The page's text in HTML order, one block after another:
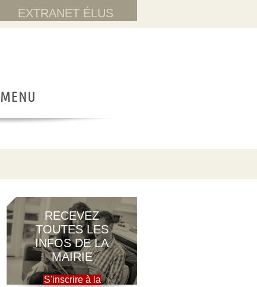
EXTRANET ÉLUS
RECEVEZ
TOUTES LES
INFOS DE LA
MAIRIE
S'inscrire à la